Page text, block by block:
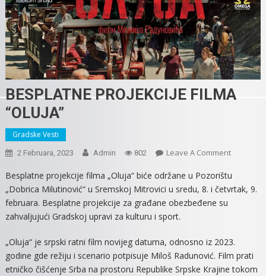
BESPLATNE PROJEKCIJE FILMA
“OLUJA”
Gradske Vesti
2 Februara, 2023 Admin 802 Leave A CommentOn
FILMA
Besplatne projekcije filma „Oluja“ biće održane u Pozorištu
„Dobrica Milutinović“ u Sremskoj Mitrovici u sredu, 8. i četvrtak, 9.
februara. Besplatne projekcije za građane obezbeđene su
zahvaljujući Gradskoj upravi za kulturu i sport.
„Oluja“ je srpski ratni film novijeg datuma, odnosno iz 2023.
godine gde režiju i scenario potpisuje Miloš Radunović. Film prati
etničko čišćenje Srba na prostoru Republike Srpske Кrajine tokom